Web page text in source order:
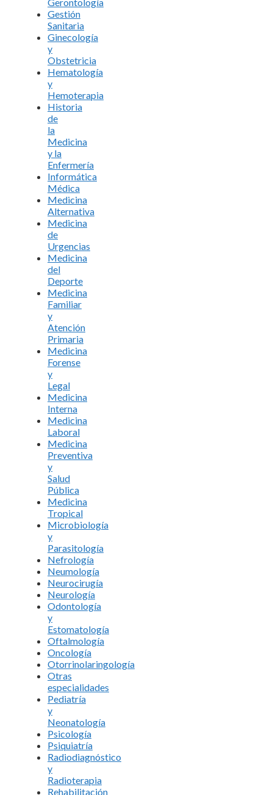
Gestión
Sanitaria
Ginecología
y
Obstetricia
Hematología
y
Hemoterapia
Historia
de
la
Medicina
y la
Enfermería
Informática
Médica
Medicina
Alternativa
Medicina
de
Urgencias
Medicina
del
Deporte
Medicina
Familiar
y
Atención
Primaria
Medicina
Forense
y
Legal
Medicina
Interna
Medicina
Laboral
Medicina
Preventiva
y
Salud
Pública
Medicina
Tropical
Microbiología
y
Parasitología
Nefrología
Neumología
Neurocirugía
Neurología
Odontología
y
Estomatología
Oftalmología
Oncología
Otorrinolaringología
Otras
especialidades
Pediatría
y
Neonatología
Psicología
Psiquiatría
Radiodiagnóstico
y
Radioterapia
Rehabilitación